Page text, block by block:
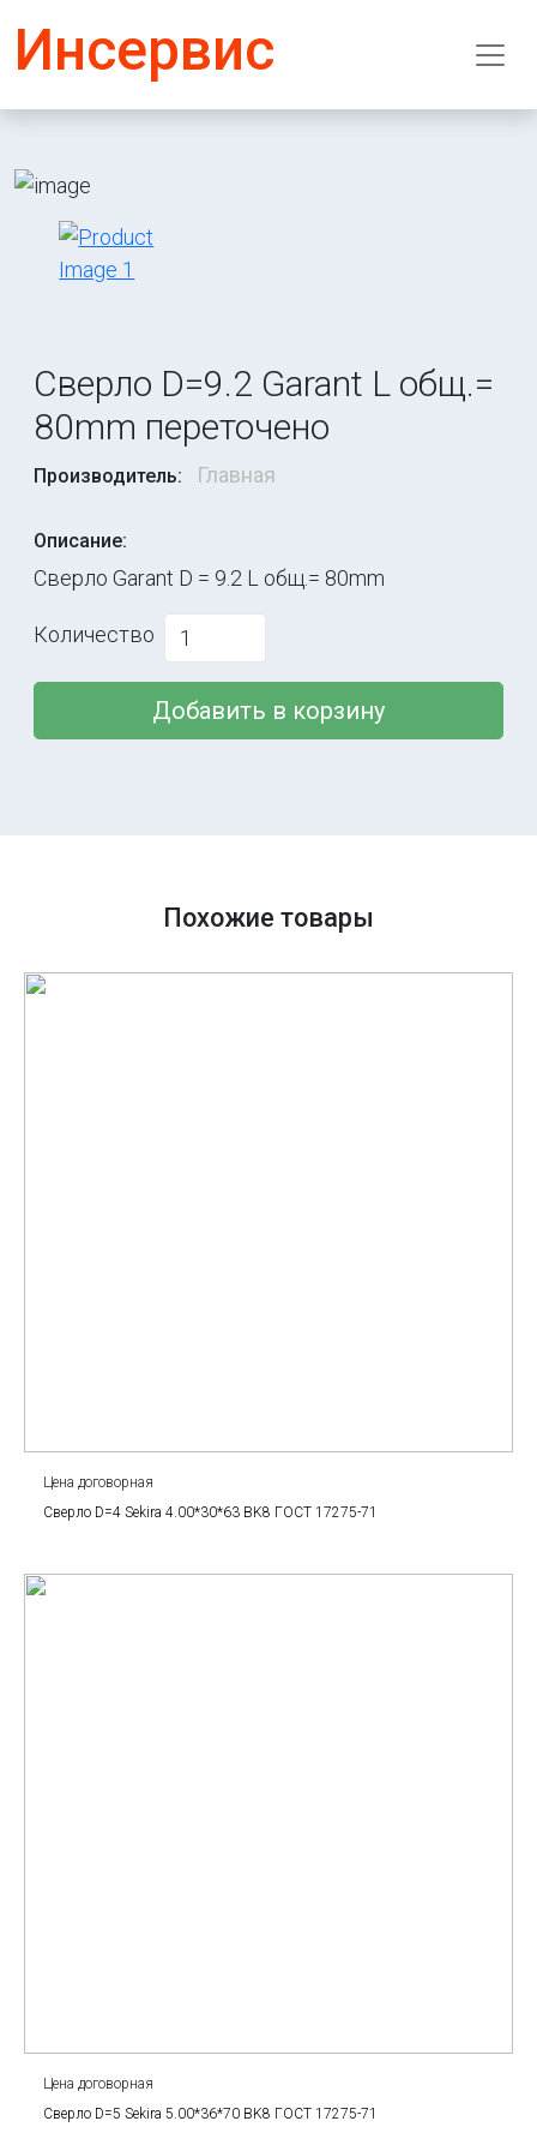
Инсервис
Сверло D=9.2 Garant L общ.=
80mm переточено
Производитель: Главная
Описание:
Сверло Garant D = 9.2 L общ.= 80mm
Количество
Добавить в корзину
Похожие товары
Цена договорная
Сверло D=4 Sekira 4.00*30*63 BK8 ГОСТ 17275-71
Цена договорная
Сверло D=5 Sekira 5.00*36*70 BK8 ГОСТ 17275-71